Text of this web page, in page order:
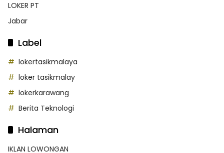
LOKER PT
Jabar
Label
lokertasikmalaya
loker tasikmalay
lokerkarawang
Berita Teknologi
Halaman
IKLAN LOWONGAN